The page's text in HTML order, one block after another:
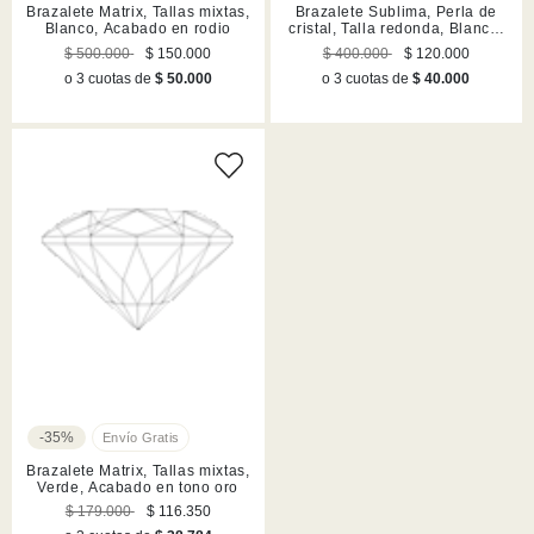
Brazalete Matrix, Tallas mixtas,
Blanco, Acabado en rodio
$ 500.000
$ 150.000
o 3 cuotas de $ 50.000
Brazalete Sublima, Perla de
cristal, Talla redonda, Blanco,
Acabado en rodio
$ 400.000
$ 120.000
o 3 cuotas de$ 40.000
-35%
Brazalete Matrix, Tallas mixtas,
Verde, Acabado en tono oro
$ 179.000
$ 116.350